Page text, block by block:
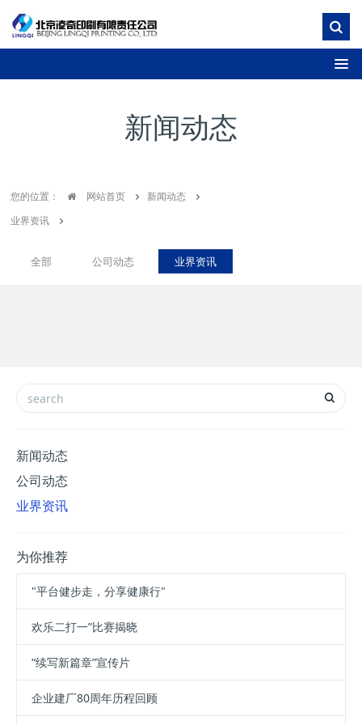
新闻动态
您的位置： 网站首页
新闻动态
业界资讯
全部 公司动态 业界资讯
新闻动态
公司动态
业界资讯
为你推荐
"平台健步走，分享健康行"
欢乐二打一”比赛揭晓
“续写新篇章”宣传片
企业建厂80周年历程回顾